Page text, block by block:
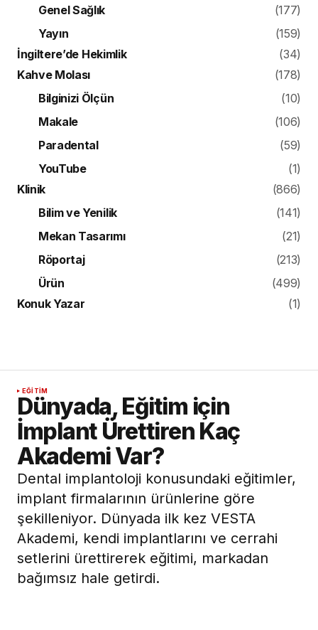
Genel Sağlık
(177)
Yayın
(159)
İngiltere’de Hekimlik
(34)
Kahve Molası
(178)
Bilginizi Ölçün
(10)
Makale
(106)
Paradental
(59)
YouTube
(1)
Klinik
(866)
Bilim ve Yenilik
(141)
Mekan Tasarımı
(21)
Röportaj
(213)
Ürün
(499)
Konuk Yazar
(1)
EĞITIM
Dünyada, Eğitim için
İmplant Ürettiren Kaç
Akademi Var?
Dental implantoloji konusundaki eğitimler,
implant firmalarının ürünlerine göre
şekilleniyor. Dünyada ilk kez VESTA
Akademi, kendi implantlarını ve cerrahi
setlerini ürettirerek eğitimi, markadan
bağımsız hale getirdi.